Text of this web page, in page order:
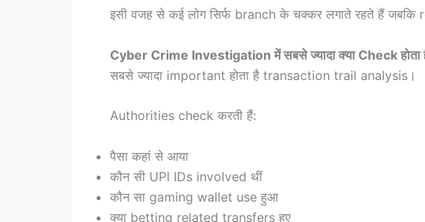
इसी वजह से कई लोग सिर्फ branch के चक्कर लगाते रहते हैं
Cyber Crime Investigation में सबसे ज्यादा क्या Check होता
सबसे ज्यादा important होता है transaction trail analysis।
Authorities check करती हैं:
पैसा कहां से आया
कौन सी UPI IDs involved थीं
कौन सा gaming wallet use हुआ
क्या betting related transfers हुए